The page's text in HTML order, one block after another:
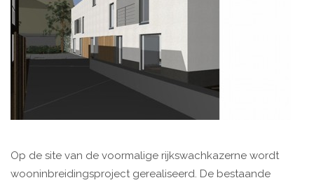
Op de site van de voormalige rijkswachkazerne wordt
wooninbreidingsproject gerealiseerd. De bestaande